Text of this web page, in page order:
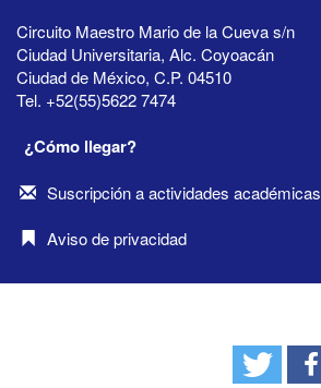
Circuito Maestro Mario de la Cueva s/n
Ciudad Universitaria, Alc. Coyoacán
Ciudad de México, C.P. 04510
Tel. +52(55)5622 7474
¿Cómo llegar?
Suscripción a actividades académicas
Aviso de privacidad